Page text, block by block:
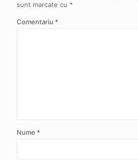
sunt marcate cu *
Comentariu *
Nume *